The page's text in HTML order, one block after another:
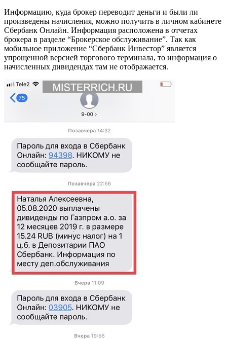
Информацию, куда брокер переводит деньги и были ли
произведены начисления, можно получить в личном кабинете
Сбербанк Онлайн. Информация расположена в отчетах
брокера в разделе “Брокерское обслуживание”. Так как
мобильное приложение “Сбербанк Инвестор” является
упрощенной версией торгового терминала, то информация о
начисленных дивидендах там не отображается.